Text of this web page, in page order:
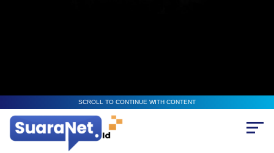
SCROLL TO CONTINUE WITH CONTENT